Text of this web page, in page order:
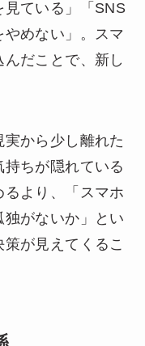
見ている」「SNS
めない」。スマ
だことで、新し
から少し離れた
ちが隠れている
より、「スマホ
がないか」とい
が見えてくるこ